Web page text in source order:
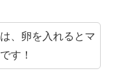
、卵を入れるとマ
す！